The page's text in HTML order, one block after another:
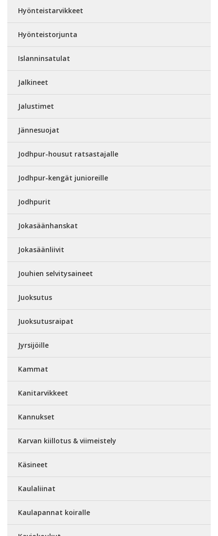
Hyönteistarvikkeet
Hyönteistorjunta
Islanninsatulat
Jalkineet
Jalustimet
Jännesuojat
Jodhpur-housut ratsastajalle
Jodhpur-kengät junioreille
Jodhpurit
Jokasäänhanskat
Jokasäänliivit
Jouhien selvitysaineet
Juoksutus
Juoksutusraipat
Jyrsijöille
Kammat
Kanitarvikkeet
Kannukset
Karvan kiillotus & viimeistely
Käsineet
Kaulaliinat
Kaulapannat koiralle